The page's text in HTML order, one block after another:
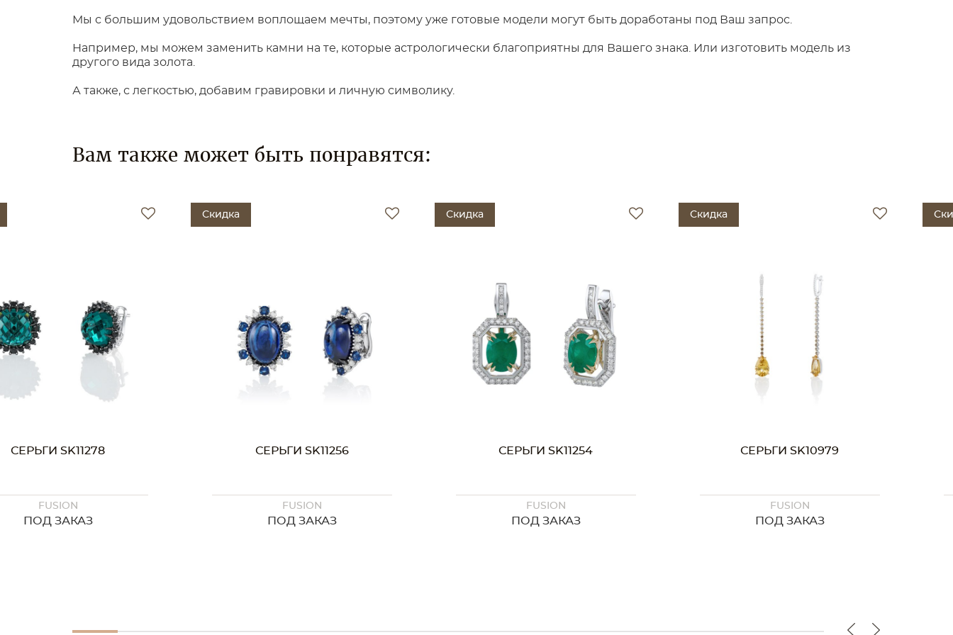
Мы с большим удовольствием воплощаем мечты, поэтому уже готовые модели могут быть доработаны под Ваш запрос.
Например, мы можем заменить камни на те, которые астрологически благоприятны для Вашего знака. Или изготовить модель из
другого вида золота.
А также, с легкостью, добавим гравировки и личную символику.
Вам также может быть понравятся:
СЕРЬГИ SK11278
FUSION
ПОД ЗАКАЗ
Скидка
СЕРЬГИ SK11256
FUSION
ПОД ЗАКАЗ
Скидка
СЕРЬГИ SK11254
FUSION
ПОД ЗАКАЗ
Скидка
СЕРЬГИ SK10979
FUSION
ПОД ЗАКАЗ